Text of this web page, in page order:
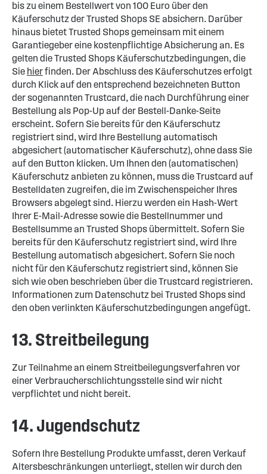
bis zu einem Bestellwert von 100 Euro über den
Käuferschutz der Trusted Shops SE absichern. Darüber
hinaus bietet Trusted Shops gemeinsam mit einem
Garantiegeber eine kostenpflichtige Absicherung an. Es
gelten die Trusted Shops Käuferschutzbedingungen, die
Sie hierfinden. Der Abschluss des Käuferschutzes erfolgt
durch Klick auf den entsprechend bezeichneten Button
der sogenannten Trustcard, die nach Durchführung einer
Bestellung als Pop-Up auf der Bestell-Danke-Seite
erscheint. Sofern Sie bereits für den Käuferschutz
registriert sind, wird Ihre Bestellung automatisch
abgesichert (automatischer Käuferschutz), ohne dass Sie
auf den Button klicken. Um Ihnen den (automatischen)
Käuferschutz anbieten zu können, muss die Trustcard auf
Bestelldaten zugreifen, die im Zwischenspeicher Ihres
Browsers abgelegt sind. Hierzu werden ein Hash-Wert
Ihrer E-Mail-Adresse sowie die Bestellnummer und
Bestellsumme an Trusted Shops übermittelt. Sofern Sie
bereits für den Käuferschutz registriert sind, wird Ihre
Bestellung automatisch abgesichert. Sofern Sie noch
nicht für den Käuferschutz registriert sind, können Sie
sich wie oben beschrieben über die Trustcard registrieren.
Informationen zum Datenschutz bei Trusted Shops sind
den oben verlinkten Käuferschutzbedingungen angefügt.
13. Streitbeilegung
Zur Teilnahme an einem Streitbeilegungsverfahren vor
einer Verbraucherschlichtungsstelle sind wir nicht
verpflichtet und nicht bereit.
14. Jugendschutz
Sofern Ihre Bestellung Produkte umfasst, deren Verkauf
Altersbeschränkungen unterliegt, stellen wir durch den